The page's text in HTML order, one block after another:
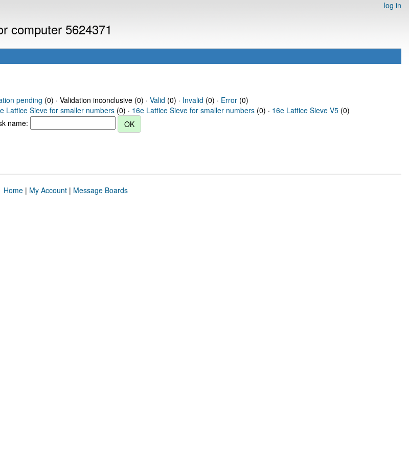
log in
computer 5624371
pending (0) · Validation inconclusive (0) · Valid (0) · Invalid (0) · Error(0)
Lattice Sieve for smaller numbers (0) · 16e Lattice Sieve for smaller numbers (0) · 16e Lattice Sieve V5 (0)
name:
Home| My Account| Message Boards